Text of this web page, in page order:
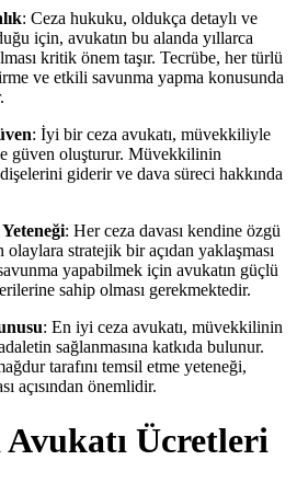
: Ceza hukuku, oldukça detaylı ve
için, avukatın bu alanda yıllarca
kritik önem taşır. Tecrübe, her türlü
ve etkili savunma yapma konusunda
: İyi bir ceza avukatı, müvekkiliyle
güven oluşturur. Müvekkilinin
giderir ve dava süreci hakkında
: Her ceza davası kendine özgü
stratejik bir açıdan yaklaşması
yapabilmek için avukatın güçlü
sahip olması gerekmektedir.
: En iyi ceza avukatı, müvekkilinin
sağlanmasına katkıda bulunur.
tarafını temsil etme yeteneği,
açısından önemlidir.
Ücretleri